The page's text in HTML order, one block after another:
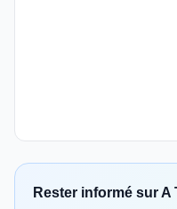
Rester informé sur A